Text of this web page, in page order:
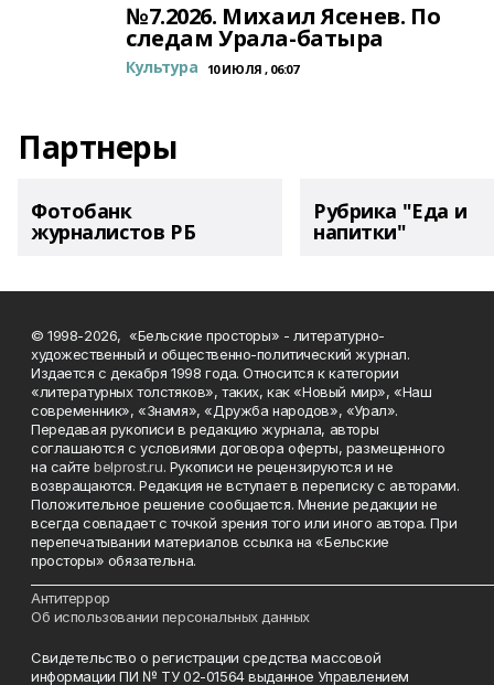
№7.2026. Михаил Ясенев. По
следам Урала-батыра
Культура 10 ИЮЛЯ , 06:07
Партнеры
Фотобанк
журналистов РБ
Рубрика "Еда и
напитки"
© 1998-2026, «Бельские просторы» - литературно-
художественный и общественно-политический журнал.
Издается с декабря 1998 года. Относится к категории
«литературных толстяков», таких, как «Новый мир», «Наш
современник», «Знамя», «Дружба народов», «Урал».
Передавая рукописи в редакцию журнала, авторы
соглашаются с условиями договора оферты, размещенного
на сайтеbelprost.ru. Рукописи не рецензируются и не
возвращаются. Редакция не вступает в переписку с авторами.
Положительное решение сообщается. Мнение редакции не
всегда совпадает с точкой зрения того или иного автора. При
перепечатывании материалов ссылка на «Бельские
просторы» обязательна.
Антитеррор
Об использовании персональных данных
Свидетельство о регистрации средства массовой
информации ПИ № ТУ 02-01564 выданное Управлением